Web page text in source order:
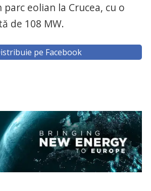
eolian la Crucea, cu o
de 108 MW.
pe Facebook